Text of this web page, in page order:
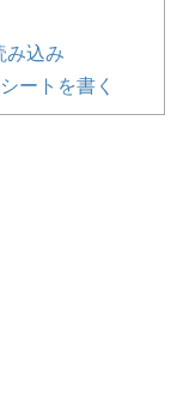
み込み
ートを書く